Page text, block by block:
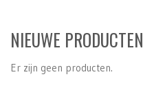
NIEUWE PRODUCTEN
Er zijn geen producten.